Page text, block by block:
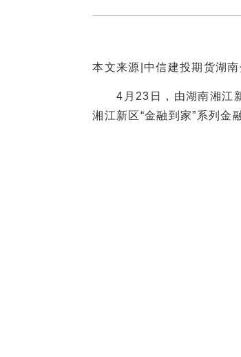
本文来源|中信建投期货湖南
4月23日，由湖南湘江新
湘江新区“金融到家”系列金